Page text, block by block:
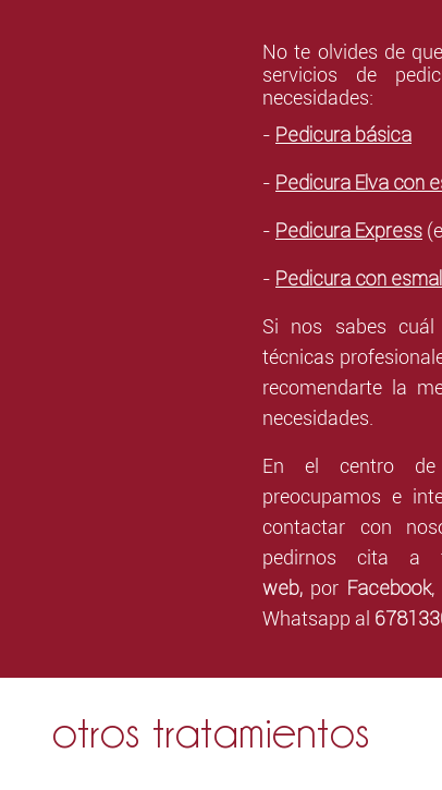
No te olvides de
servicios de
necesidades:
- Pedicura básica
- Pedicura Elva con
- Pedicura Express
- Pedicura con
Si nos sabes
técnicas
recomendarte la
necesidades.
En el centro de
preocupamos e
contactar con
pedirnos cita a
web, por Facebook,
Whatsapp al
otros tratamientos